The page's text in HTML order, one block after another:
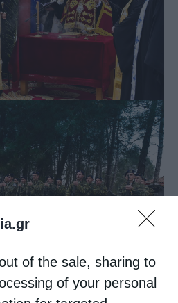
of the sale, sharing to
of your personal